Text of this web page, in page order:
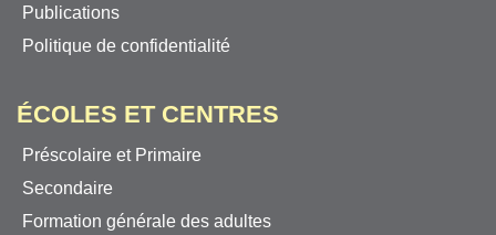
Publications
Politique de confidentialité
ÉCOLES ET CENTRES
Préscolaire et Primaire
Secondaire
Formation générale des adultes